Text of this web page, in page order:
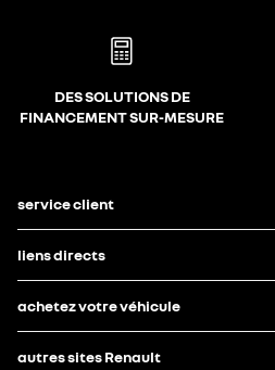
DES SOLUTIONS DE
FINANCEMENT SUR-MESURE
service client
liens directs
achetez votre véhicule
autres sites Renault